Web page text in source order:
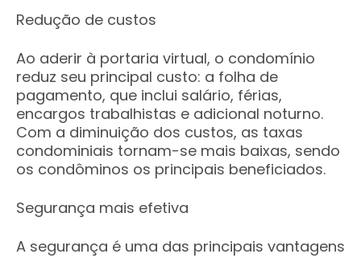
Redução de custos
Ao aderir à portaria virtual, o condomínio
reduz seu principal custo: a folha de
pagamento, que inclui salário, férias,
encargos trabalhistas e adicional noturno.
Com a diminuição dos custos, as taxas
condominiais tornam-se mais baixas, sendo
os condôminos os principais beneficiados.
Segurança mais efetiva
A segurança é uma das principais vantagens